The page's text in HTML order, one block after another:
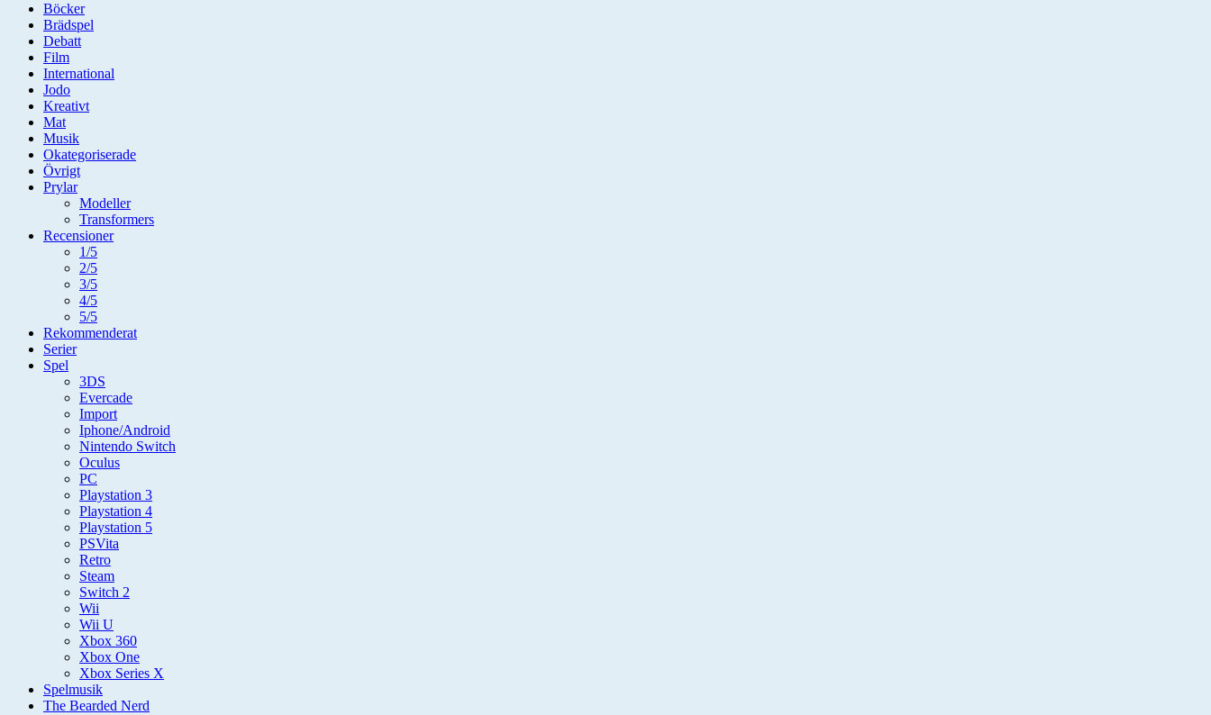
Böcker
Brädspel
Debatt
Film
International
Jodo
Kreativt
Mat
Musik
Okategoriserade
Övrigt
Prylar
Modeller
Transformers
Recensioner
1/5
2/5
3/5
4/5
5/5
Rekommenderat
Serier
Spel
3DS
Evercade
Import
Iphone/Android
Nintendo Switch
Oculus
PC
Playstation 3
Playstation 4
Playstation 5
PSVita
Retro
Steam
Switch 2
Wii
Wii U
Xbox 360
Xbox One
Xbox Series X
Spelmusik
The Bearded Nerd